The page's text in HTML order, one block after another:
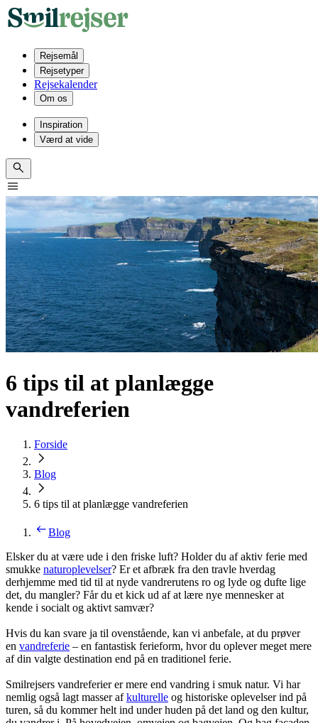
Rejsemål
Rejsetyper
Rejsekalender
Om os
Inspiration
Værd at vide
6 tips til at planlægge
vandreferien
Forside
Blog
6 tips til at planlægge vandreferien
Blog
Elsker du at være ude i den friske luft? Holder du af aktiv ferie med
smukke naturoplevelser? Er et afbræk fra den travle hverdag
derhjemme med tid til at nyde vandrerutens ro og lyde og dufte lige
det, du mangler? Får du et kick ud af at lære nye mennesker at
kende i socialt og aktivt samvær?
Hvis du kan svare ja til ovenstående, kan vi anbefale, at du prøver
en vandreferie – en fantastisk ferieform, hvor du oplever meget mere
af din valgte destination end på en traditionel ferie.
Smilrejsers vandreferier er mere end vandring i smuk natur. Vi har
nemlig også lagt masser afkulturelle og historiske oplevelser ind på
turen, så du kommer helt ind under huden på det land og den kultur,